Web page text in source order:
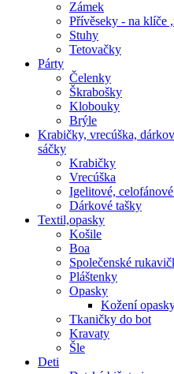
Zámek
Přívěseky - na klíče
Stuhy
Tetovačky
Párty
Čelenky
Škrabošky
Klobouky
Brýle
Krabičky, vrecúška,
sáčky
Krabičky
Vrecúška
Igelitové,
Dárkové tašky
Textil,opasky
Košile
Boa
Společenské
Pláštenky
Opasky
Kožení
Tkaničky do bot
Kravaty
Šle
Deti